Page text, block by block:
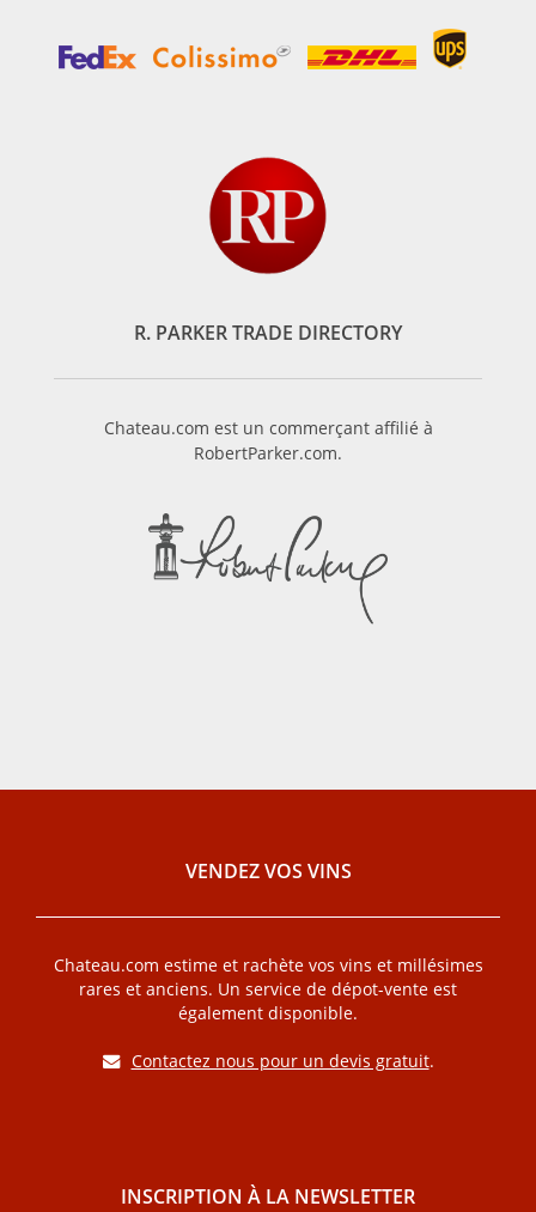
R. PARKER TRADE DIRECTORY
Chateau.com est un commerçant affilié à
RobertParker.com.
VENDEZ VOS VINS
Chateau.com estime et rachète vos vins et millésimes
rares et anciens. Un service de dépot-vente est
également disponible.
Contactez nous pour un devis gratuit.
INSCRIPTION À LA NEWSLETTER